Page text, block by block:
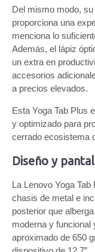
Del mismo modo,
proporciona una
menciona lo
Además, el lápiz
un extra en
accesorios
a precios elevados.
Esta Yoga Tab Plus
y optimizado para
cerrado ecosistema
Diseño y
La Lenovo Yoga
chasis de metal e
posterior que
moderna y
aproximado de 650